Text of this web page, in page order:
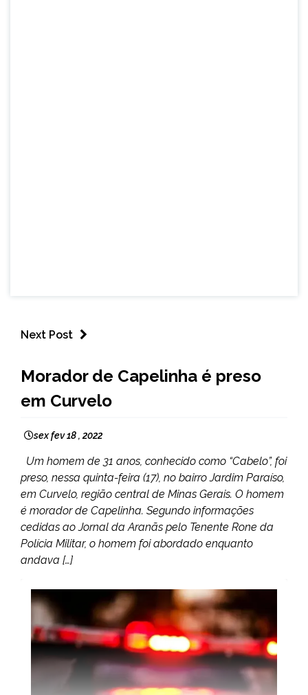
Next Post
NOTÍCIAS
Morador de Capelinha é preso
em Curvelo
sex fev 18 , 2022
Um homem de 31 anos, conhecido como “Cabelo”, foi
preso, nessa quinta-feira (17), no bairro Jardim Paraíso,
em Curvelo, região central de Minas Gerais. O homem
é morador de Capelinha. Segundo informações
cedidas ao Jornal da Aranãs pelo Tenente Rone da
Polícia Militar, o homem foi abordado enquanto
andava […]